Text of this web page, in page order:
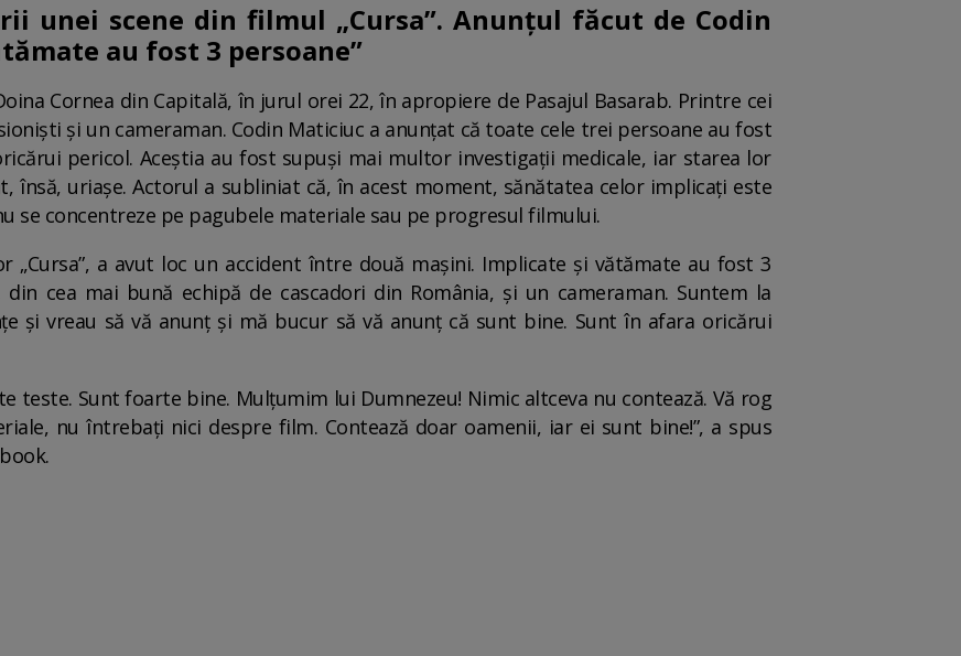
unei scene din filmul „Cursa”. Anunțul făcut de Codin
au fost 3 persoane”
Cornea din Capitală, în jurul orei 22, în apropiere de Pasajul Basarab. Printre cei
și un cameraman. Codin Maticiuc a anunțat că toate cele trei persoane au fost
pericol. Aceștia au fost supuși mai multor investigații medicale, iar starea lor
însă, uriaşe. Actorul a subliniat că, în acest moment, sănătatea celor implicați este
se concentreze pe pagubele materiale sau pe progresul filmului.
„Cursa”, a avut loc un accident între două mașini. Implicate și vătămate au fost 3
cea mai bună echipă de cascadori din România, și un cameraman. Suntem la
și vreau să vă anunț și mă bucur să vă anunț că sunt bine. Sunt în afara oricărui
teste. Sunt foarte bine. Mulțumim lui Dumnezeu! Nimic altceva nu contează. Vă rog
nu întrebați nici despre film. Contează doar oamenii, iar ei sunt bine!”, a spus